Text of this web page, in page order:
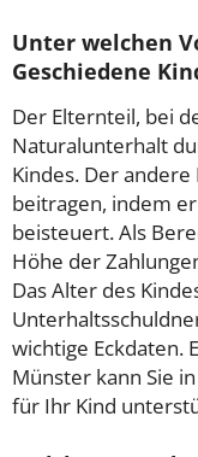
Unter welchen
Geschiedene
Der Elternteil, bei
Naturalunterhalt
Kindes. Der
beitragen, indem
beisteuert. Als
Höhe der
Das Alter des
wichtige Eckdaten.
Münster kann Sie
für Ihr Kind